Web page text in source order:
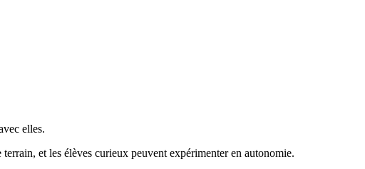
elles.
et les élèves curieux peuvent expérimenter en autonomie.